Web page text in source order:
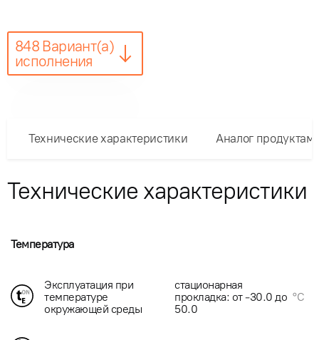
848 Вариант(а)
исполнения
Технические характеристики Аналог
Технические характеристики
Температура
Эксплуатация при
температуре
окружающей среды
стационарная
прокладка: от -30.0 до
50.0
°C